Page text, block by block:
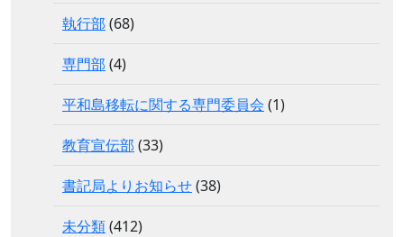
執行部 (68)
専門部 (4)
平和島移転に関する専門委員会 (1)
教育宣伝部 (33)
書記局よりお知らせ(38)
未分類(412)